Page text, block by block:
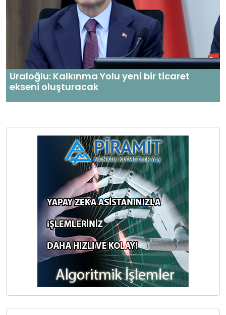
Uraloğlu: Kalkınma Yolu yeni bir ticaret
ekseni oluşturacak